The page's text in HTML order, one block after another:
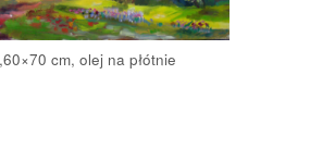
cm, olej na płótnie